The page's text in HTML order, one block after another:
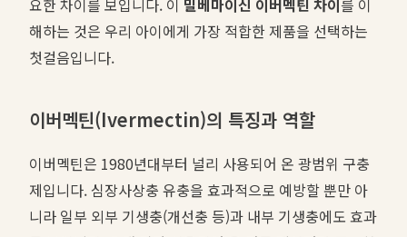
해하는 것은 우리 아이에게 가장 적합한 제품을 선택하는
첫걸음입니다.
이버멕틴(Ivermectin)의 특징과 역할
이버멕틴은 1980년대부터 널리 사용되어 온 광범위 구충
제입니다. 심장사상충 유충을 효과적으로 예방할 뿐만 아
니라 일부 외부 기생충(개선충 등)과 내부 기생충에도 효과